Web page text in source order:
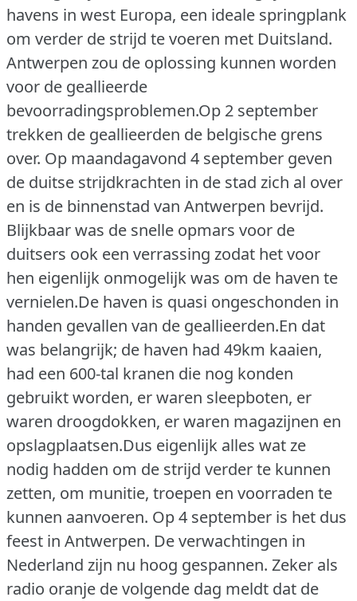
havens in west Europa, een ideale springplank
om verder de strijd te voeren met Duitsland.
Antwerpen zou de oplossing kunnen worden
voor de geallieerde
bevoorradingsproblemen.Op 2 september
trekken de geallieerden de belgische grens
over. Op maandagavond 4 september geven
de duitse strijdkrachten in de stad zich al over
en is de binnenstad van Antwerpen bevrijd.
Blijkbaar was de snelle opmars voor de
duitsers ook een verrassing zodat het voor
hen eigenlijk onmogelijk was om de haven te
vernielen.De haven is quasi ongeschonden in
handen gevallen van de geallieerden.En dat
was belangrijk; de haven had 49km kaaien,
had een 600-tal kranen die nog konden
gebruikt worden, er waren sleepboten, er
waren droogdokken, er waren magazijnen en
opslagplaatsen.Dus eigenlijk alles wat ze
nodig hadden om de strijd verder te kunnen
zetten, om munitie, troepen en voorraden te
kunnen aanvoeren. Op 4 september is het dus
feest in Antwerpen. De verwachtingen in
Nederland zijn nu hoog gespannen. Zeker als
radio oranje de volgende dag meldt dat de